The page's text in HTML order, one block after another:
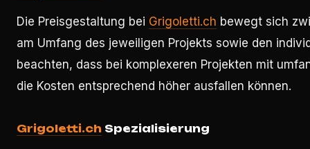
Die Preisgestaltung bei Grigoletti.ch bewegt sich
am Umfang des jeweiligen Projekts sowie den
beachten, dass bei komplexeren Projekten mit
die Kosten entsprechend höher ausfallen können.
Grigoletti.ch Spezialisierung